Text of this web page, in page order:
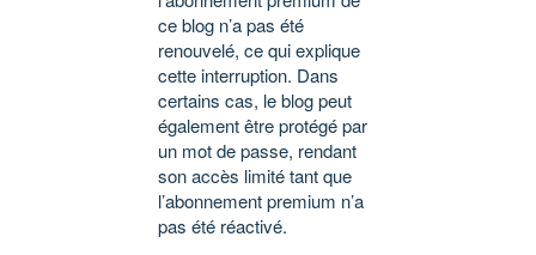
ce blog n’a pas été
renouvelé, ce qui explique
cette interruption. Dans
certains cas, le blog peut
également être protégé par
un mot de passe, rendant
son accès limité tant que
l’abonnement premium n’a
pas été réactivé.